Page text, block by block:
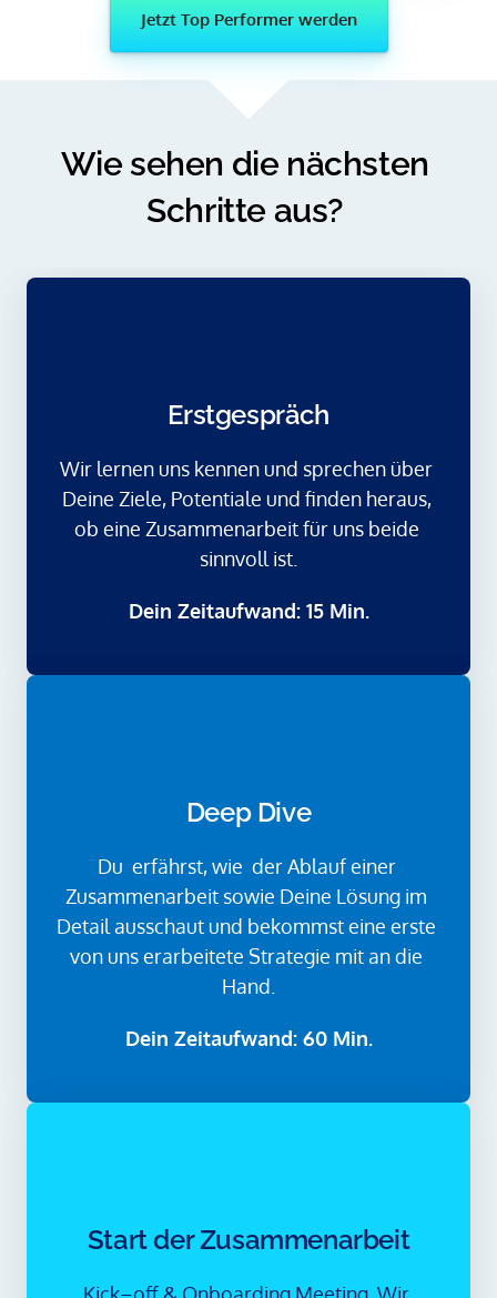
Jetzt Top Performer werden
Wie sehen die nächsten
Schritte aus?
Erstgespräch
Wir lernen uns kennen und sprechen über
Deine Ziele, Potentiale und finden heraus,
ob eine Zusammenarbeit für uns beide
sinnvoll ist.
Dein Zeitaufwand: 15 Min.
Deep Dive
Du  erfährst, wie  der Ablauf einer
Zusammenarbeit sowie Deine Lösung im
Detail ausschaut und bekommst eine erste
von uns erarbeitete Strategie mit an die
Hand.
Dein Zeitaufwand: 60 Min.
Start der Zusammenarbeit